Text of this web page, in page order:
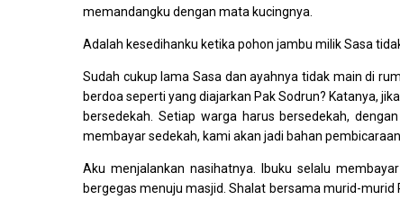
memandangku dengan mata kucingnya.
Adalah kesedihanku ketika pohon jambu milik Sasa
Sudah cukup lama Sasa dan ayahnya tidak main di
berdoa seperti yang diajarkan Pak Sodrun? Katanya,
bersedekah. Setiap warga harus bersedekah,
membayar sedekah, kami akan jadi bahan
Aku menjalankan nasihatnya. Ibuku selalu
bergegas menuju masjid. Shalat bersama murid-